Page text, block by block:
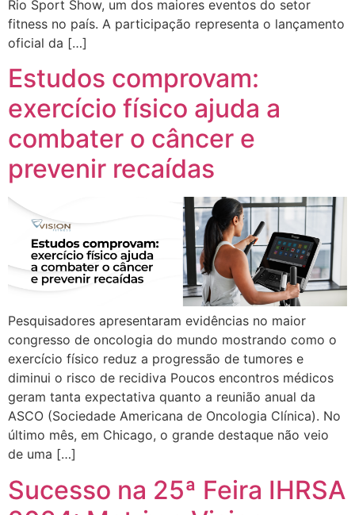
Rio Sport Show, um dos maiores eventos do setor
fitness no país. A participação representa o lançamento
oficial da […]
Estudos comprovam:
exercício físico ajuda a
combater o câncer e
prevenir recaídas
Pesquisadores apresentaram evidências no maior
congresso de oncologia do mundo mostrando como o
exercício físico reduz a progressão de tumores e
diminui o risco de recidiva Poucos encontros médicos
geram tanta expectativa quanto a reunião anual da
ASCO (Sociedade Americana de Oncologia Clínica). No
último mês, em Chicago, o grande destaque não veio
de uma […]
Sucesso na 25ª Feira IHRSA